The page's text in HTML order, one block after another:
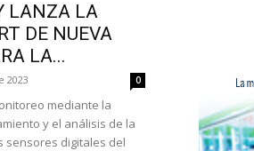
LANZA LA
DE NUEVA
LA...
2023 0
mediante la
y el análisis de la
sensores digitales del